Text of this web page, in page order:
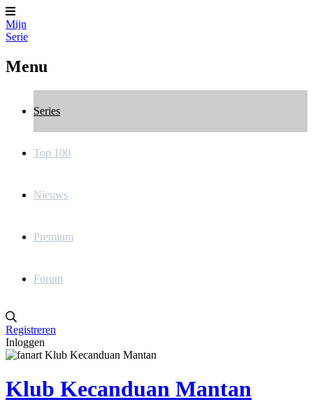
Mijn
Serie
Menu
Series
Top 100
Nieuws
Premium
Forum
Registreren
Inloggen
Klub Kecanduan Mantan